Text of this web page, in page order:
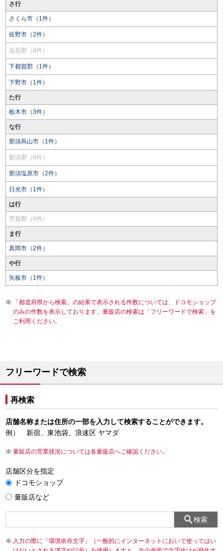
さ行
さくら市（1件）
佐野市（2件）
塩谷郡（0件）
下都賀郡（1件）
下野市（1件）
た行
栃木市（3件）
な行
那須烏山市（1件）
那須郡（0件）
那須塩原市（2件）
日光市（1件）
は行
芳賀郡（0件）
ま行
真岡市（2件）
や行
矢板市（1件）
「都道府県から検索」の結果で表示される件数については、ドコモショップ
のみの件数を表示しております。量販店の検索は「フリーワードで検索」を
ご利用ください。
フリーワードで検索
再検索
店舗名称または住所の一部を入力して検索することができます。
例） 新宿、東池袋、浪速区 ヤマダ
量販店の営業状況については各量販店へご確認ください。
店舗区分を指定
ドコモショップ
量販店など
検索
入力の際に「環境依存文字」（一般的にインターネットにおいて使ってはい